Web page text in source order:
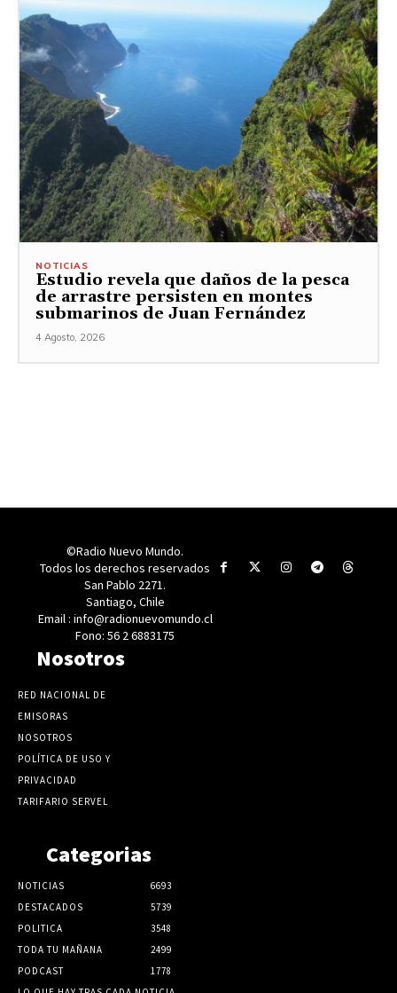
NOTICIAS
Estudio revela que daños de la pesca
de arrastre persisten en montes
submarinos de Juan Fernández
4 Agosto, 2026
©Radio Nuevo Mundo.
Todos los derechos reservados
San Pablo 2271.
Santiago, Chile
Email : info@radionuevomundo.cl
Fono: 56 2 6883175
Nosotros
RED NACIONAL DE
EMISORAS
NOSOTROS
POLÍTICA DE USO Y
PRIVACIDAD
TARIFARIO SERVEL
Categorias
NOTICIAS
6693
DESTACADOS
5739
POLITICA
3548
TODA TU MAÑANA
2499
PODCAST
1778